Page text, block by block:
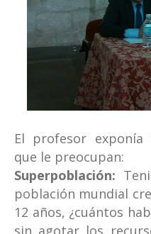
El profesor exponía
que le preocupan:
Superpoblación:
población mundial
12 años, ¿cuántos